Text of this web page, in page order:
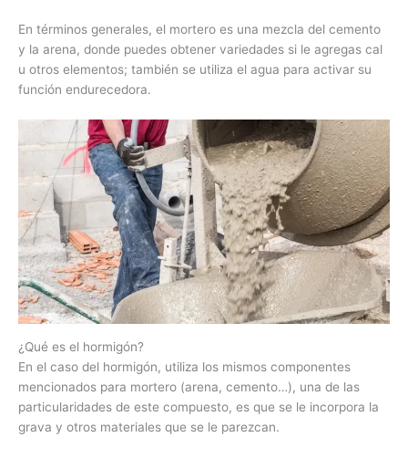
En términos generales, el mortero es una mezcla del cemento
y la arena, donde puedes obtener variedades si le agregas cal
u otros elementos; también se utiliza el agua para activar su
función endurecedora.
¿Qué es el hormigón?
En el caso del hormigón, utiliza los mismos componentes
mencionados para mortero (arena, cemento…), una de las
particularidades de este compuesto, es que se le incorpora la
grava y otros materiales que se le parezcan.